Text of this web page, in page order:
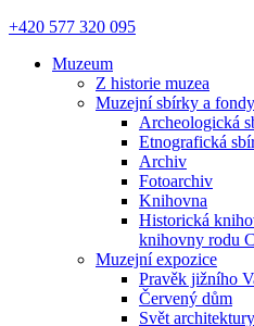
+420 577 320 095
Muzeum
Z historie muzea
Muzejní sbírky a fondy
Archeologická
Etnografická
Archiv
Fotoarchiv
Knihovna
Historická
knihovny rodu
Muzejní expozice
Pravěk jižního
Červený dům
Svět